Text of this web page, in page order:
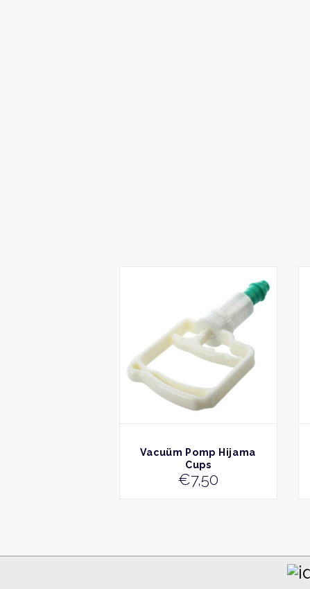
BEKIJK
Vacuüm Pomp Hijama
Cups
€7,50